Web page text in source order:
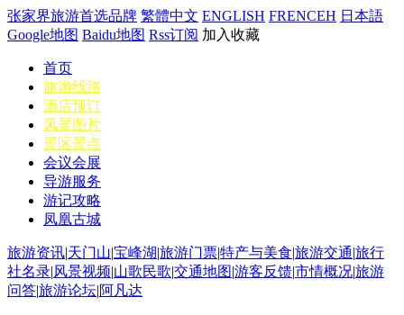
张家界旅游首选品牌 繁體中文 ENGLISH FRENCEH 日本語
Google地图 Baidu地图 Rss订阅 加入收藏
首页
旅游线路
酒店预订
风景图片
景区景点
会议会展
导游服务
游记攻略
凤凰古城
旅游资讯|天门山|宝峰湖|旅游门票|特产与美食|旅游交通|旅行
社名录|风景视频|山歌民歌|交通地图|游客反馈|市情概况|旅游
问答|旅游论坛|阿凡达